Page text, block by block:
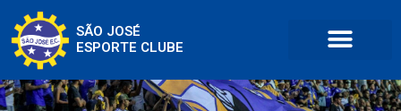
SÃO JOSÉ
ESPORTE CLUBE